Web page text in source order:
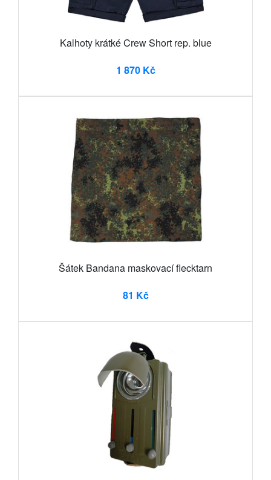
Kalhoty krátké Crew Short rep. blue
1 870 Kč
Šátek Bandana maskovací flecktarn
81 Kč